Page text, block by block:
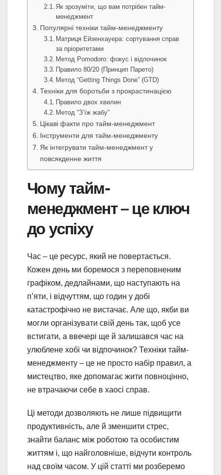
Як зрозуміти, що вам потрібен тайм-
менеджмент
Популярні техніки тайм-менеджменту
Матриця Ейзенхауера: сортування справ
за пріоритетами
Метод Pomodoro: фокус і відпочинок
Правило 80/20 (Принцип Парето)
Метод “Getting Things Done” (GTD)
Техніки для боротьби з прокрастинацією
Правило двох хвилин
Метод “З’їж жабу”
Цікаві факти про тайм-менеджмент
Інструменти для тайм-менеджменту
Як інтегрувати тайм-менеджмент у
повсякденне життя
Чому тайм-
менеджмент – це ключ
до успіху
Час – це ресурс, який не повертається.
Кожен день ми боремося з переповненим
графіком, дедлайнами, що наступають на
п’яти, і відчуттям, що годин у добі
катастрофічно не вистачає. Але що, якби ви
могли організувати свій день так, щоб усе
встигати, а ввечері ще й залишався час на
улюблене хобі чи відпочинок? Техніки тайм-
менеджменту – це не просто набір правил, а
мистецтво, яке допомагає жити повноцінно,
не втрачаючи себе в хаосі справ.
Ці методи дозволяють не лише підвищити
продуктивність, але й зменшити стрес,
знайти баланс між роботою та особистим
життям і, що найголовніше, відчути контроль
над своїм часом. У цій статті ми розберемо